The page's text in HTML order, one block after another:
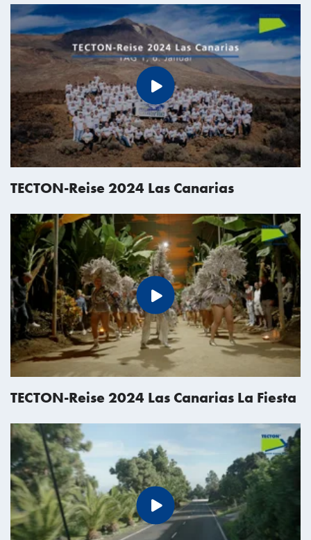
TECTON-Reise 2024 Las Canarias
TECTON-Reise 2024 Las Canarias La Fiesta